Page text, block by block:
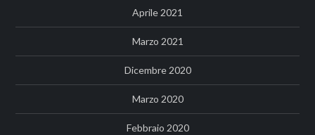
Aprile 2021
Marzo 2021
Dicembre 2020
Marzo 2020
Febbraio 2020